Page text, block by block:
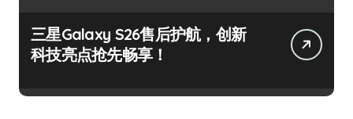
三星Galaxy S26售后护航，创新
科技亮点抢先畅享！